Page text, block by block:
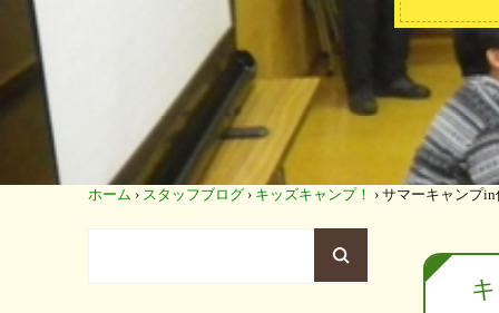
ホーム › スタッフブログ › キッズキャンプ！ › サマーキャンプ